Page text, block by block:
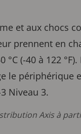
et aux chocs
prennent en
(-40 à 122
le périphérique
Niveau 3.
Axis à